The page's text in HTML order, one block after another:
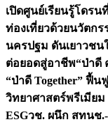
เปิดศูนย์เรียนรู้โดร
ท่องเที่ยวด้วยนวัตกร
นครปฐม ดันเยาวชน
ต่อยอดสู่อาชีพ“ป่าดี
“ป่าดี Together” ฟื้น
วิทยาศาสตร์พรีเมีย
ESGวช. ผนึก สทนช